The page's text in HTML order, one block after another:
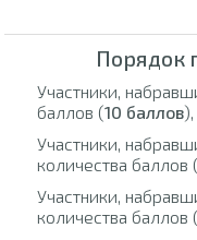
Порядок
Участники,
баллов (10 баллов
Участники,
количества баллов (
Участники,
количества баллов (